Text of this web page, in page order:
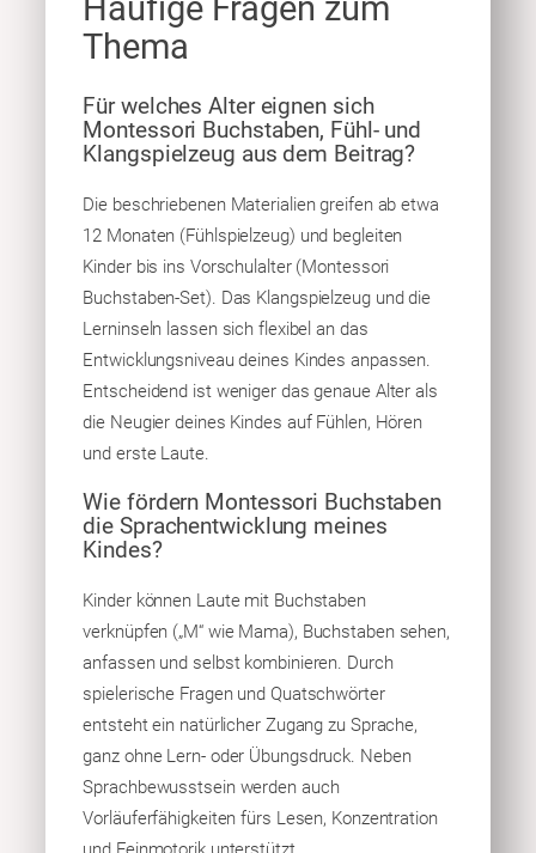
Häufige Fragen zum
Thema
Für welches Alter eignen sich
Montessori Buchstaben, Fühl- und
Klangspielzeug aus dem Beitrag?
Die beschriebenen Materialien greifen ab etwa
12 Monaten (Fühlspielzeug) und begleiten
Kinder bis ins Vorschulalter (Montessori
Buchstaben-Set). Das Klangspielzeug und die
Lerninseln lassen sich flexibel an das
Entwicklungsniveau deines Kindes anpassen.
Entscheidend ist weniger das genaue Alter als
die Neugier deines Kindes auf Fühlen, Hören
und erste Laute.
Wie fördern Montessori Buchstaben
die Sprachentwicklung meines
Kindes?
Kinder können Laute mit Buchstaben
verknüpfen („M“ wie Mama), Buchstaben sehen,
anfassen und selbst kombinieren. Durch
spielerische Fragen und Quatschwörter
entsteht ein natürlicher Zugang zu Sprache,
ganz ohne Lern- oder Übungsdruck. Neben
Sprachbewusstsein werden auch
Vorläuferfähigkeiten fürs Lesen, Konzentration